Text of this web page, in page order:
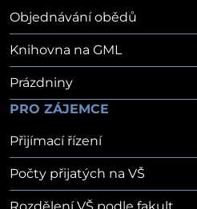
Objednávání obědů
Knihovna na GML
Prázdniny
PRO ZÁJEMCE
Přijímací řízení
Počty přijatých na VŠ